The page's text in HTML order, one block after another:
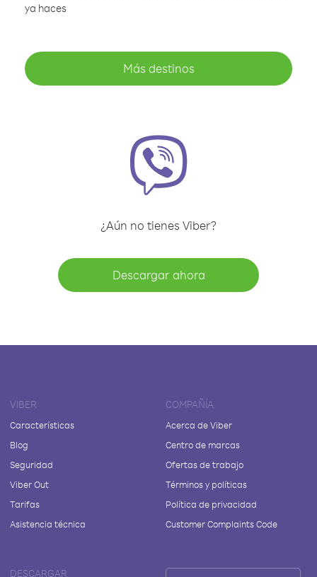
ya haces
Más destinos
¿Aún no tienes Viber?
Descargar ahora
VIBER
Características
Blog
Seguridad
Viber Out
Tarifas
Asistencia técnica
COMPAÑÍA
Acerca de Viber
Centro de marcas
Ofertas de trabajo
Términos y políticas
Política de privacidad
Customer Complaints Code
DESCARGAR